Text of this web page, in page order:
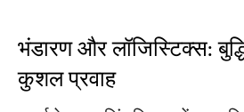
भंडारण और लॉजिस्टिक्स:
कुशल प्रवाह